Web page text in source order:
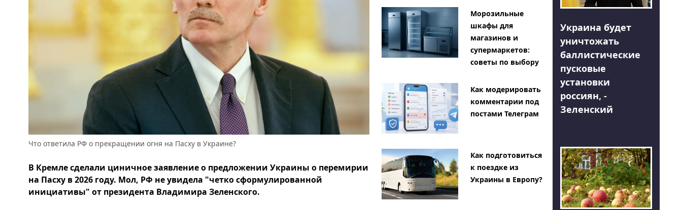
Что ответила РФ о прекращении огня на Пасху в Украине?
В Кремле сделали циничное заявление о предложении Украины о перемирии
на Пасху в 2026 году. Мол, РФ не увидела "четко сформулированной
инициативы" от президента Владимира Зеленского.
Морозильные
шкафы для
магазинов и
супермаркетов:
советы по выбору
Как модерировать
комментарии под
постами Телеграм
Как подготовиться
к поездке из
Украины в Европу?
Украина будет
уничтожать
баллистические
пусковые
установки
россиян, -
Зеленский